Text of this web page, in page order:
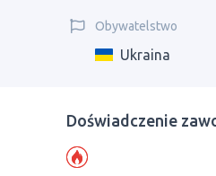
Obywatelstwo
Ukraina
Doświadczenie